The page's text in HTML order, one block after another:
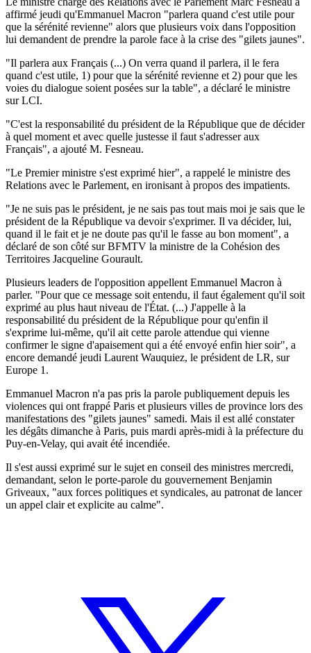
affirmé jeudi qu'Emmanuel Macron "parlera quand c'est utile pour
que la sérénité revienne" alors que plusieurs voix dans l'opposition
lui demandent de prendre la parole face à la crise des "gilets jaunes".
"Il parlera aux Français (...) On verra quand il parlera, il le fera
quand c'est utile, 1) pour que la sérénité revienne et 2) pour que les
voies du dialogue soient posées sur la table", a déclaré le ministre
sur LCI.
"C'est la responsabilité du président de la République que de décider
à quel moment et avec quelle justesse il faut s'adresser aux
Français", a ajouté M. Fesneau.
"Le Premier ministre s'est exprimé hier", a rappelé le ministre des
Relations avec le Parlement, en ironisant à propos des impatients.
"Je ne suis pas le président, je ne sais pas tout mais moi je sais que le
président de la République va devoir s'exprimer. Il va décider, lui,
quand il le fait et je ne doute pas qu'il le fasse au bon moment", a
déclaré de son côté sur BFMTV la ministre de la Cohésion des
Territoires Jacqueline Gourault.
Plusieurs leaders de l'opposition appellent Emmanuel Macron à
parler. "Pour que ce message soit entendu, il faut également qu'il soit
exprimé au plus haut niveau de l'État. (...) J'appelle à la
responsabilité du président de la République pour qu'enfin il
s'exprime lui-même, qu'il ait cette parole attendue qui vienne
confirmer le signe d'apaisement qui a été envoyé enfin hier soir", a
encore demandé jeudi Laurent Wauquiez, le président de LR, sur
Europe 1.
Emmanuel Macron n'a pas pris la parole publiquement depuis les
violences qui ont frappé Paris et plusieurs villes de province lors des
manifestations des "gilets jaunes" samedi. Mais il est allé constater
les dégâts dimanche à Paris, puis mardi après-midi à la préfecture du
Puy-en-Velay, qui avait été incendiée.
Il s'est aussi exprimé sur le sujet en conseil des ministres mercredi,
demandant, selon le porte-parole du gouvernement Benjamin
Griveaux, "aux forces politiques et syndicales, au patronat de lancer
un appel clair et explicite au calme".